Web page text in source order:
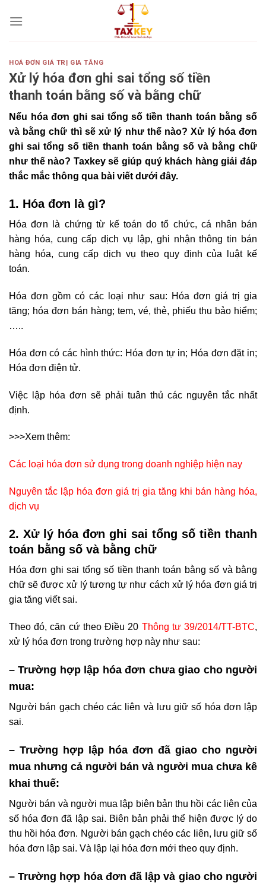
HOÁ ĐƠN GIÁ TRỊ GIA TĂNG
Xử lý hóa đơn ghi sai tổng số tiền
thanh toán bằng số và bằng chữ
Nếu hóa đơn ghi sai tổng số tiền thanh toán bằng số
và bằng chữ thì sẽ xử lý như thế nào? Xử lý hóa đơn
ghi sai tổng số tiền thanh toán bằng số và bằng chữ
như thế nào? Taxkey sẽ giúp quý khách hàng giải đáp
thắc mắc thông qua bài viết dưới đây.
1. Hóa đơn là gì?
Hóa đơn là chứng từ kế toán do tổ chức, cá nhân bán
hàng hóa, cung cấp dịch vụ lập, ghi nhận thông tin bán
hàng hóa, cung cấp dịch vụ theo quy định của luật kế
toán.
Hóa đơn gồm có các loại như sau: Hóa đơn giá trị gia
tăng; hóa đơn bán hàng; tem, vé, thẻ, phiếu thu bảo hiểm;
…..
Hóa đơn có các hình thức: Hóa đơn tự in; Hóa đơn đặt in;
Hóa đơn điện tử.
Việc lập hóa đơn sẽ phải tuân thủ các nguyên tắc nhất
định.
>>>Xem thêm:
Các loại hóa đơn sử dụng trong doanh nghiệp hiện nay
Nguyên tắc lập hóa đơn giá trị gia tăng khi bán hàng hóa,
dịch vụ
2. Xử lý hóa đơn ghi sai tổng số tiền thanh
toán bằng số và bằng chữ
Hóa đơn ghi sai tổng số tiền thanh toán bằng số và bằng
chữ sẽ được xử lý tương tự như cách xử lý hóa đơn giá trị
gia tăng viết sai.
Theo đó, căn cứ theo Điều 20 Thông tư 39/2014/TT-BTC,
xử lý hóa đơn trong trường hợp này như sau:
– Trường hợp lập hóa đơn chưa giao cho người
mua:
Người bán gạch chéo các liên và lưu giữ số hóa đơn lập
sai.
– Trường hợp lập hóa đơn đã giao cho người
mua nhưng cả người bán và người mua chưa kê
khai thuế:
Người bán và người mua lập biên bản thu hồi các liên của
số hóa đơn đã lập sai. Biên bản phải thể hiện được lý do
thu hồi hóa đơn. Người bán gạch chéo các liên, lưu giữ số
hóa đơn lập sai. Và lập lại hóa đơn mới theo quy định.
– Trường hợp hóa đơn đã lập và giao cho người